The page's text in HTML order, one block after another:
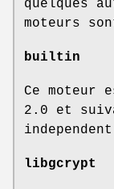
quelques
moteurs
builtin
Ce moteur
2.0 et
libgcrypt